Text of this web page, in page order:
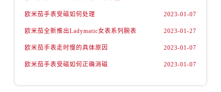
安徽省阜阳市颍州区颍州北路欧米茄售后服务中心（需提前预约）
欧米茄手表受磁如何处理 2023-01-07
欧米茄全新推出Ladymatic女表系列腕表 2023-01-27
欧米茄手表走时慢的具体原因 2023-01-07
欧米茄手表受磁如何正确消磁 2023-01-07